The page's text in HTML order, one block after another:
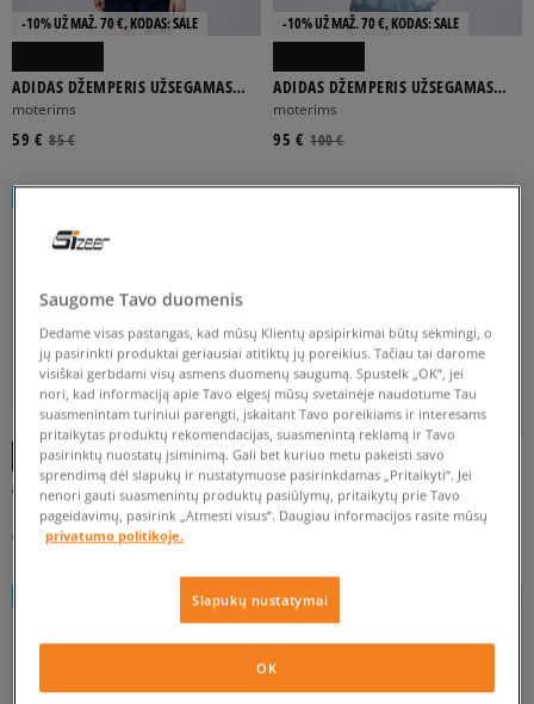
Rodyti daugiau
GRAFINIS VIENSPALVIS
NEUŽSEGAMAS DŽEMPERIS
UŽSEGAMAS SU GOBTUVU
FILTRUOTI
ATŽYMĖTI VISUS
-10% UŽ MAŽ. 70 €, KODAS: SALE
ADIDAS DŽEMPERIS UŽSEGAMAS
SATIN LACE TRACK MARŠKINĖLIAI L
moterims
85 €
59 €
-10% UŽ MAŽ. 70 €, KODAS: SALE
ADIDAS DŽEMPERIS UŽSEGAMAS
DENIM
moterims
100 €
95 €
-10% UŽ MAŽ. 70 €, KODAS: SALE
ADIDAS DŽEMPERIS UŽSEGAMAS FB
LOOSE TT
moterims
90 €
-10% UŽ MAŽ. 70 €, KODAS: SALE
ADIDAS DŽEMPERIS UŽSEGAMAS FB
CLASSIC TT
moterims
Saugome Tavo duomenis
Dedame visas pastangas, kad mūsų Klientų apsipirkimai būtų sėkmingi, o
jų pasirinkti produktai geriausiai atitiktų jų poreikius. Tačiau tai darome
visiškai gerbdami visų asmens duomenų saugumą. Spustelk „OK“, jei
nori, kad informaciją apie Tavo elgesį mūsų svetainėje naudotume Tau
suasmenintam turiniui parengti, įskaitant Tavo poreikiams ir interesams
pritaikytas produktų rekomendacijas, suasmenintą reklamą ir Tavo
pasirinktų nuostatų įsiminimą. Gali bet kuriuo metu pakeisti savo
sprendimą dėl slapukų ir nustatymuose pasirinkdamas „Pritaikyti“. Jei
nenori gauti suasmenintų produktų pasiūlymų, pritaikytų prie Tavo
pageidavimų, pasirink „Atmesti visus”. Daugiau informacijos rasite mūsų
privatumo politikoje.
Slapukų nustatymai
OK